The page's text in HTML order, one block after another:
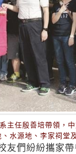
主任殷善培帶領，
水源地、李家祠堂
們紛紛攜家